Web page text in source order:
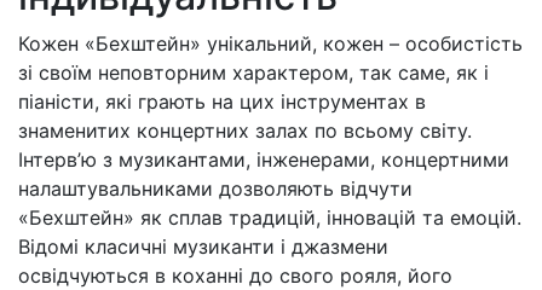
Кожен «Бехштейн» унікальний, кожен – особистість
зі своїм неповторним характером, так саме, як і
піаністи, які грають на цих інструментах в
знаменитих концертних залах по всьому світу.
Інтерв’ю з музикантами, інженерами, концертними
налаштувальниками дозволяють відчути
«Бехштейн» як сплав традицій, інновацій та емоцій.
Відомі класичні музиканти і джазмени
освідчуються в коханні до свого рояля, його